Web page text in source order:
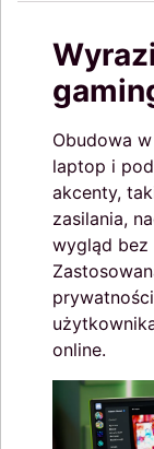
Obudowa
laptop i
akcenty,
zasilania,
wygląd bez
online.